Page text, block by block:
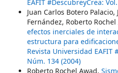
EAFIT #DescubreyCrea:
Juan Carlos Botero
Fernández, Roberto Rochel
efectos inerciales de
estructura para
Revista Universidad EAFIT
Núm. 134 (2004)
Roberto Rochel Awad,